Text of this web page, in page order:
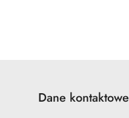
Dane kontaktowe